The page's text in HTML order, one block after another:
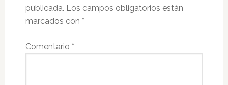
publicada. Los campos obligatorios están
marcados con *
Comentario *